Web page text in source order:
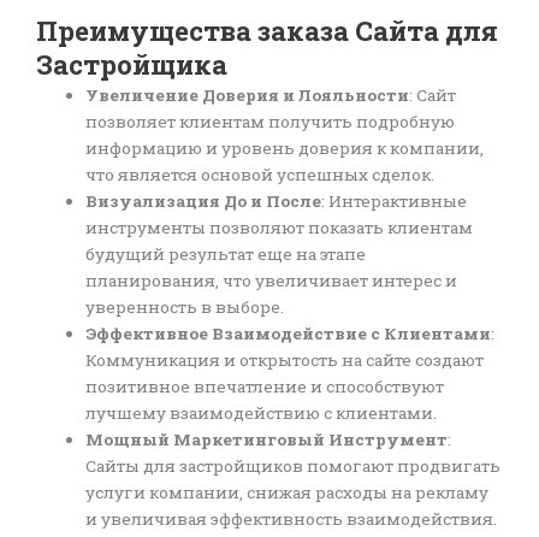
Преимущества заказа Сайта для
Застройщика
Увеличение Доверия и Лояльности: Сайт
позволяет клиентам получить подробную
информацию и уровень доверия к компании,
что является основой успешных сделок.
Визуализация До и После: Интерактивные
инструменты позволяют показать клиентам
будущий результат еще на этапе
планирования, что увеличивает интерес и
уверенность в выборе.
Эффективное Взаимодействие с Клиентами:
Коммуникация и открытость на сайте создают
позитивное впечатление и способствуют
лучшему взаимодействию с клиентами.
Мощный Маркетинговый Инструмент:
Сайты для застройщиков помогают продвигать
услуги компании, снижая расходы на рекламу
и увеличивая эффективность взаимодействия.